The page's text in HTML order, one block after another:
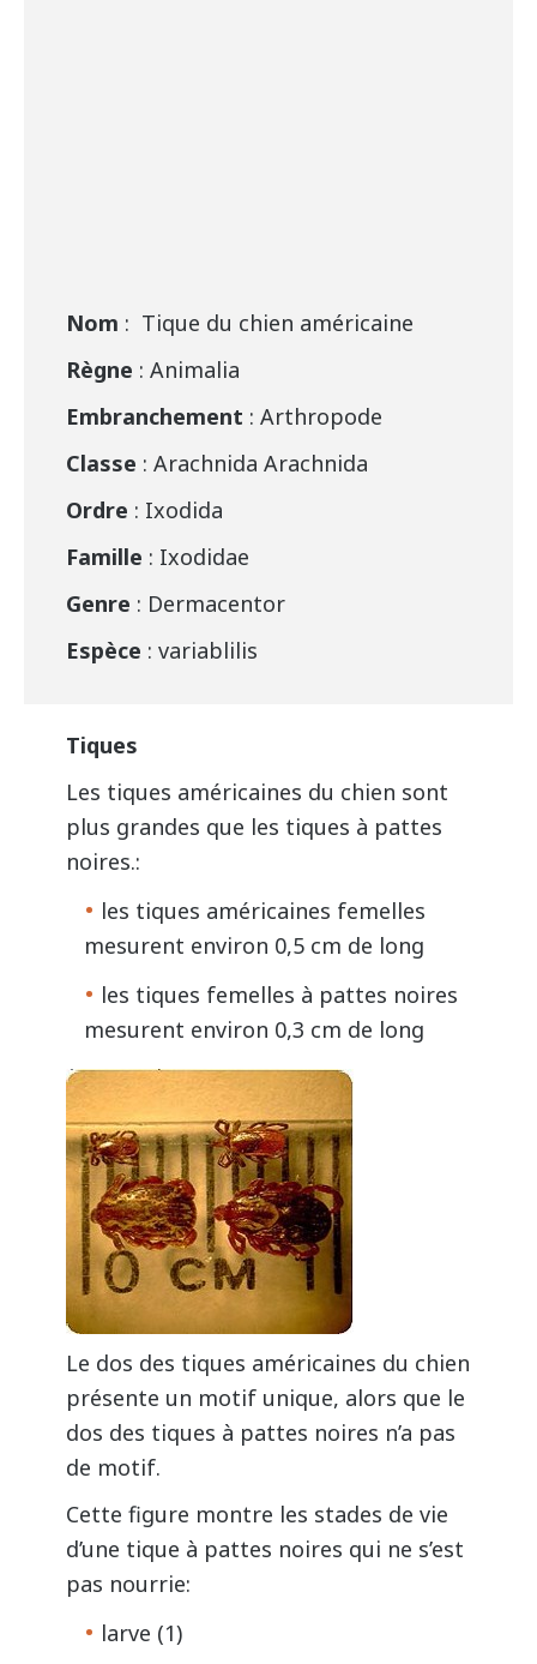
Nom : Tique du chien américaine
Règne : Animalia
Embranchement : Arthropode
Classe : Arachnida Arachnida
Ordre : Ixodida
Famille : Ixodidae
Genre : Dermacentor
Espèce : variablilis
Tiques
Les tiques américaines du chien sont
plus grandes que les tiques à pattes
noires.:
les tiques américaines femelles
mesurent environ 0,5 cm de long
les tiques femelles à pattes noires
mesurent environ 0,3 cm de long
Le dos des tiques américaines du chien
présente un motif unique, alors que le
dos des tiques à pattes noires n’a pas
de motif.
Cette figure montre les stades de vie
d’une tique à pattes noires qui ne s’est
pas nourrie:
larve (1)